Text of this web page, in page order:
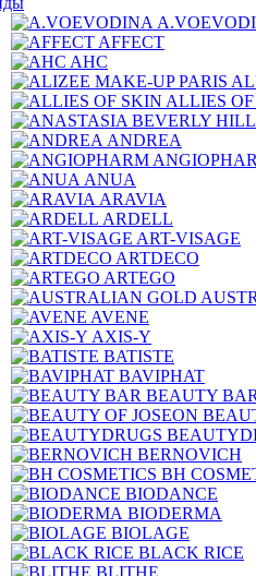
AFFECT
AHC
ALLIES
ANDREA
ANUA
ARAVIA
ARDELL
ART-VISAGE
ARTDECO
ARTEGO
AVENE
AXIS-Y
BATISTE
BAVIPHAT
BEAUTY BAR
BERNOVICH
BH
BIODANCE
BIODERMA
BIOLAGE
BLACK RICE
BLITHE